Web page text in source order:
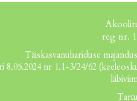
reg nr.
Täiskasvanuhariduse
nr 1.1-3/24/62